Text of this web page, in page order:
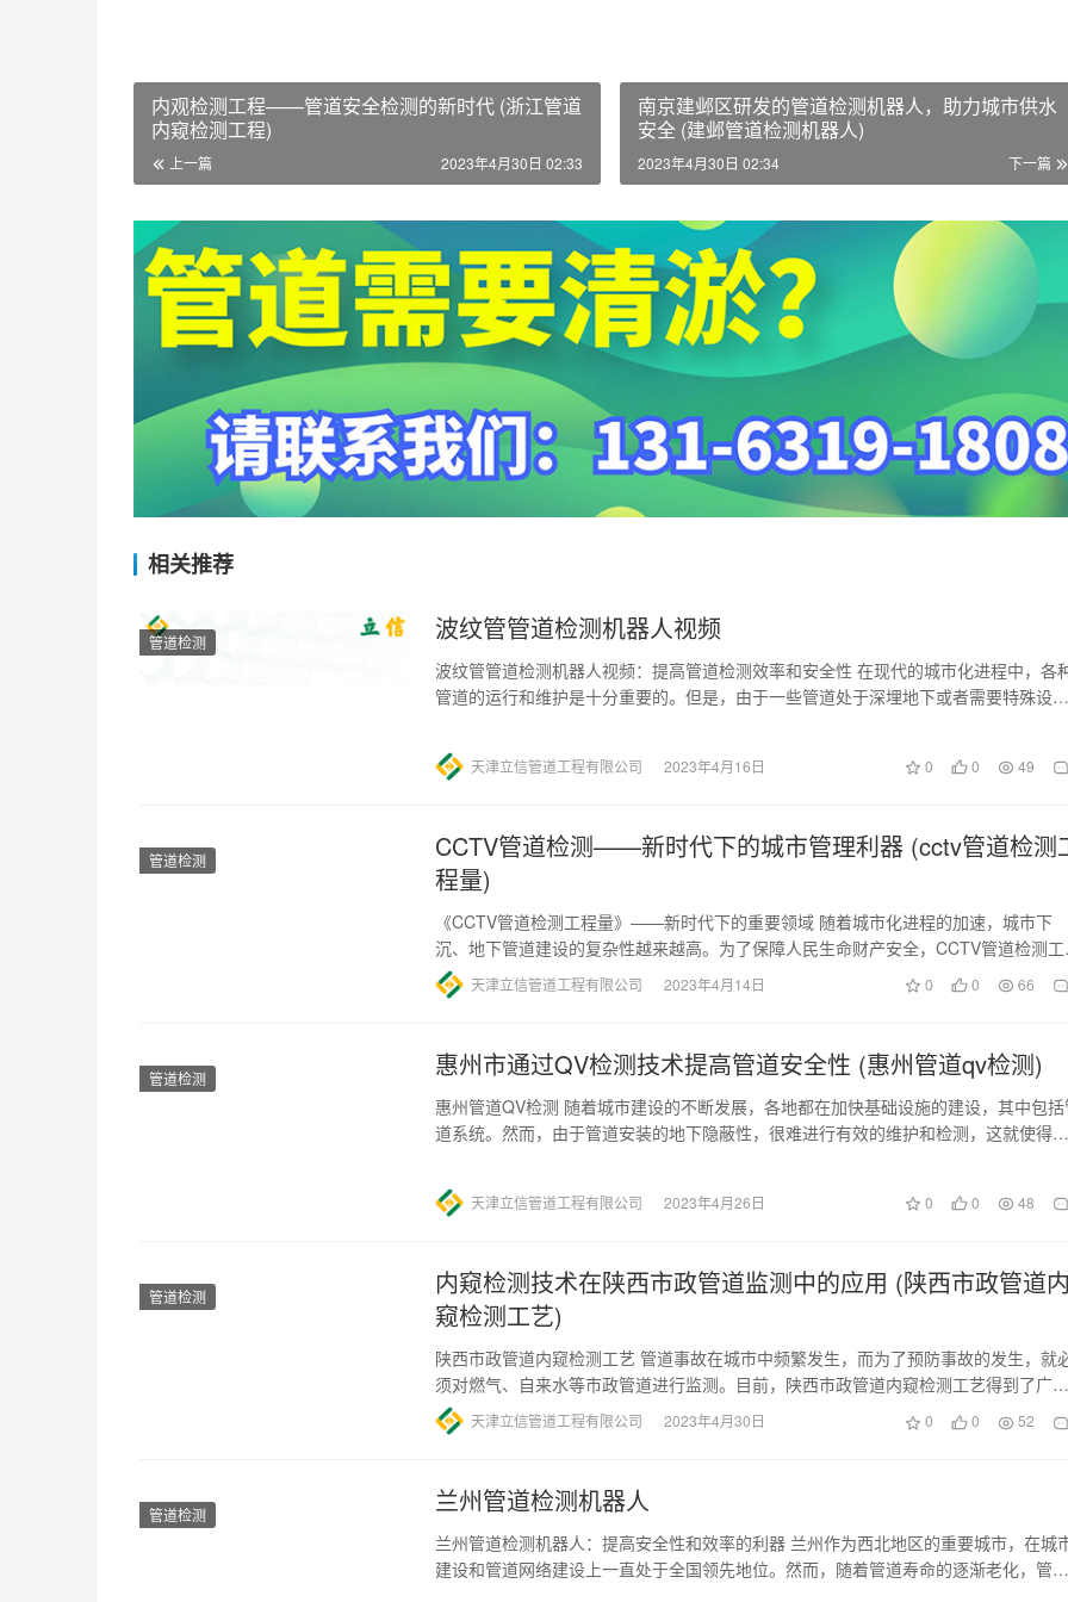
内观检测工程——管道安全检测的新时代 (浙江管道
内窥检测工程)
上一篇 2023年4月30日 02:33
南京建邺区研发的管道检测机器人，助力城市供水
安全 (建邺管道检测机器人)
下一篇
2023年4月30日 02:34
相关推荐
管道检测 波纹管管道检测机器人视频
波纹管管道检测机器人视频：提高管道检测效率和安全性 在现代的城市化进程中，各
管道的运行和维护是十分重要的。但是，由于一些管道处于深埋地下或者需要特殊设备
天津立信管道工程有限公司 2023年4月16日 0 0 49
管道检测
CCTV管道检测——新时代下的城市管理利器 (cctv管道检测
程量)
《CCTV管道检测工程量》——新时代下的重要领域 随着城市化进程的加速，城市下
沉、地下管道建设的复杂性越来越高。为了保障人民生命财产安全，CCTV管道检测工
量的重要性也日益凸显。…
天津立信管道工程有限公司 2023年4月14日 0 0 66
管道检测 惠州市通过QV检测技术提高管道安全性 (惠州管道qv检测)
惠州管道QV检测 随着城市建设的不断发展，各地都在加快基础设施的建设，其中包括
道系统。然而，由于管道安装的地下隐蔽性，很难进行有效的维护和检测，这就使得管
天津立信管道工程有限公司 2023年4月26日 0 0 48
管道检测
内窥检测技术在陕西市政管道监测中的应用 (陕西市政管道内
窥检测工艺)
陕西市政管道内窥检测工艺 管道事故在城市中频繁发生，而为了预防事故的发生，就
须对燃气、自来水等市政管道进行监测。目前，陕西市政管道内窥检测工艺得到了广泛
应用，取得了很大的成效。 …
天津立信管道工程有限公司 2023年4月30日 0 0 52
管道检测 兰州管道检测机器人
兰州管道检测机器人：提高安全性和效率的利器 兰州作为西北地区的重要城市，在城
建设和管道网络建设上一直处于全国领先地位。然而，随着管道寿命的逐渐老化，管道